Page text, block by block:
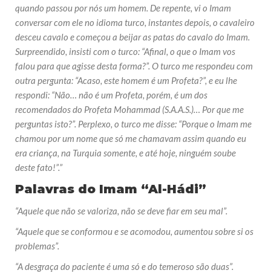
quando passou por nós um homem. De repente, vi o Imam
conversar com ele no idioma turco, instantes depois, o cavaleiro
desceu cavalo e começou a beijar as patas do cavalo do Imam.
Surpreendido, insisti com o turco: “Afinal, o que o Imam vos
falou para que agisse desta forma?”. O turco me respondeu com
outra pergunta: “Acaso, este homem é um Profeta?”, e eu lhe
respondi: “Não… não é um Profeta, porém, é um dos
recomendados do Profeta Mohammad (S.A.A.S.)… Por que me
perguntas isto?”. Perplexo, o turco me disse: “Porque o Imam me
chamou por um nome que só me chamavam assim quando eu
era criança, na Turquia somente, e até hoje, ninguém soube
deste fato!”.”
Palavras do Imam “Al-Hádi”
“Aquele que não se valoriza, não se deve fiar em seu mal”.
“Aquele que se conformou e se acomodou, aumentou sobre si os
problemas”.
“A desgraça do paciente é uma só e do temeroso são duas”.